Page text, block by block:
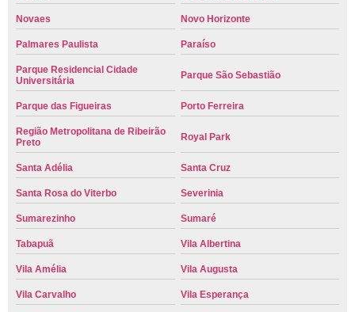
Novaes Novo Horizonte
Palmares Paulista Paraíso
Parque Residencial Cidade
Universitária
Parque São Sebastião
Parque das Figueiras Porto Ferreira
Região Metropolitana de Ribeirão
Preto
Royal Park
Santa Adélia Santa Cruz
Santa Rosa do Viterbo Severinia
Sumarezinho Sumaré
Tabapuã Vila Albertina
Vila Amélia Vila Augusta
Vila Carvalho Vila Esperança